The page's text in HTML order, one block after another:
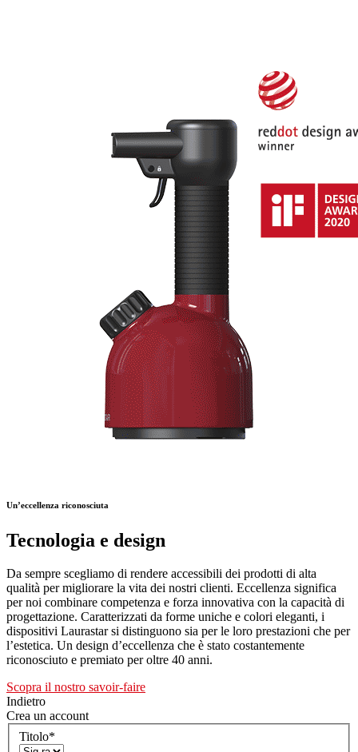
Un’eccellenza riconosciuta
Tecnologia e design
Da sempre scegliamo di rendere accessibili dei prodotti di alta
qualità per migliorare la vita dei nostri clienti. Eccellenza significa
per noi combinare competenza e forza innovativa con la capacità di
progettazione. Caratterizzati da forme uniche e colori eleganti, i
dispositivi Laurastar si distinguono sia per le loro prestazioni che per
l’estetica. Un design d’eccellenza che è stato costantemente
riconosciuto e premiato per oltre 40 anni.
Scopra il nostro savoir-faire
Indietro
Crea un account
Titolo*